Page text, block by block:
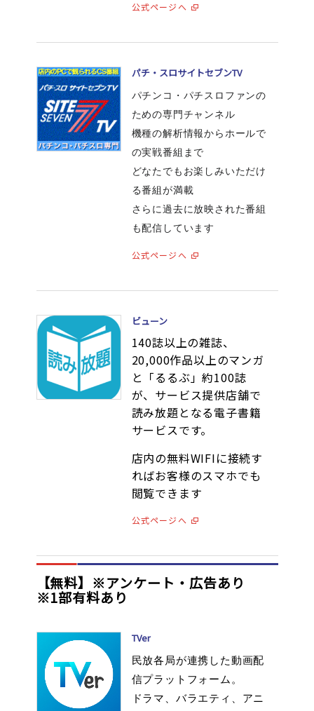
公式ページへ
パチ・スロサイトセブンTV
パチンコ・パチスロファンの
ための専門チャンネル
機種の解析情報からホールで
の実戦番組まで
どなたでもお楽しみいただけ
る番組が満載
さらに過去に放映された番組
も配信しています
公式ページへ
ビューン
140誌以上の雑誌、
20,000作品以上のマンガ
と「るるぶ」約100誌
が、サービス提供店舗で
読み放題となる電子書籍
サービスです。
店内の無料WIFIに接続す
ればお客様のスマホでも
閲覧できます
公式ページへ
【無料】※アンケート・広告あり
※1部有料あり
TVer
民放各局が連携した動画配
信プラットフォーム。
ドラマ、バラエティ、アニ